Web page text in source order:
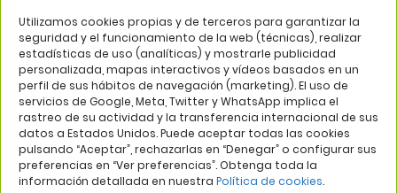
Utilizamos cookies propias y de terceros para garantizar la
seguridad y el funcionamiento de la web (técnicas), realizar
estadísticas de uso (analíticas) y mostrarle publicidad
personalizada, mapas interactivos y vídeos basados en un
perfil de sus hábitos de navegación (marketing). El uso de
servicios de Google, Meta, Twitter y WhatsApp implica el
rastreo de su actividad y la transferencia internacional de sus
datos a Estados Unidos. Puede aceptar todas las cookies
pulsando “Aceptar”, rechazarlas en “Denegar” o configurar sus
preferencias en “Ver preferencias”. Obtenga toda la
información detallada en nuestra Política de cookies.
Aviso legal Política de privacidad
Política de cookies
Web: Bannister Global